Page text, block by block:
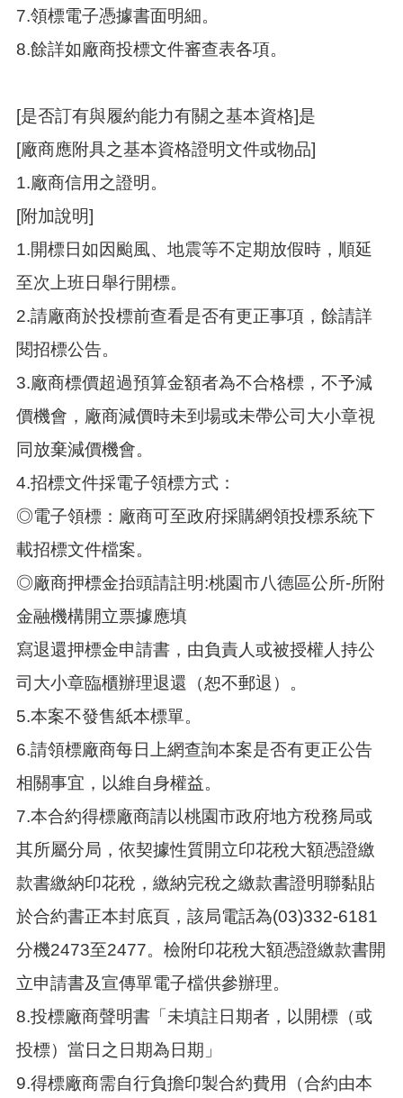
7.領標電子憑據書面明細。
8.餘詳如廠商投標文件審查表各項。
[是否訂有與履約能力有關之基本資格]是
[廠商應附具之基本資格證明文件或物品]
1.廠商信用之證明。
[附加說明]
1.開標日如因颱風、地震等不定期放假時，順延
至次上班日舉行開標。
2.請廠商於投標前查看是否有更正事項，餘請詳
閱招標公告。
3.廠商標價超過預算金額者為不合格標，不予減
價機會，廠商減價時未到場或未帶公司大小章視
同放棄減價機會。
4.招標文件採電子領標方式：
◎電子領標：廠商可至政府採購網領投標系統下
載招標文件檔案。
◎廠商押標金抬頭請註明:桃園市八德區公所-所附
金融機構開立票據應填
寫退還押標金申請書，由負責人或被授權人持公
司大小章臨櫃辦理退還（恕不郵退）。
5.本案不發售紙本標單。
6.請領標廠商每日上網查詢本案是否有更正公告
相關事宜，以維自身權益。
7.本合約得標廠商請以桃園市政府地方稅務局或
其所屬分局，依契據性質開立印花稅大額憑證繳
款書繳納印花稅，繳納完稅之繳款書證明聯黏貼
於合約書正本封底頁，該局電話為(03)332-6181
分機2473至2477。檢附印花稅大額憑證繳款書開
立申請書及宣傳單電子檔供參辦理。
8.投標廠商聲明書「未填註日期者，以開標（或
投標）當日之日期為日期」
9.得標廠商需自行負擔印製合約費用（合約由本